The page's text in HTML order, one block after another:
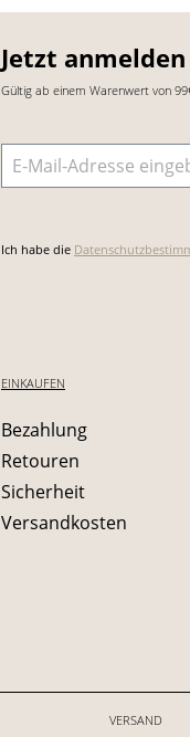
Jetzt
Gültig ab einem Warenwert von
E-Mail-Adresse
Ich habe die
EINKAUFEN
Bezahlung
Retouren
Sicherheit
Versandkosten
VERSAND